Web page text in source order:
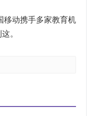
移动携手多家教育机
。